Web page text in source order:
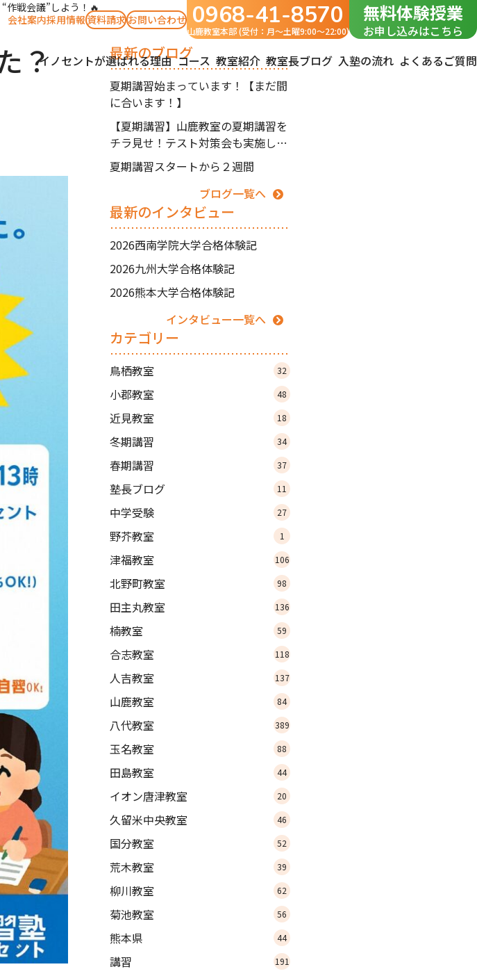
会社案内採用情報資料請求お問い合わせ 0968-41-8570
山鹿教室本部 (受付：月〜土曜9:00～22:00)
無料体験授業
お申し込みはこちら
イノセントが選ばれる理由 コース 教室紹介 教室長ブログ 入塾の流れ よくあるご質問
作戦会議”しよう！🔥
？
最新のブログ
夏期講習始まっています！【まだ間
に合います！】
【夏期講習】山鹿教室の夏期講習を
チラ見せ！テスト対策会も実施しま
す✨
夏期講習スタートから２週間
ブログ一覧へ
最新のインタビュー
2026西南学院大学合格体験記
2026九州大学合格体験記
2026熊本大学合格体験記
インタビュー一覧へ
カテゴリー
鳥栖教室 32
小郡教室 48
近見教室 18
冬期講習 34
春期講習 37
塾長ブログ 11
中学受験 27
野芥教室 1
津福教室 106
北野町教室 98
田主丸教室 136
楠教室 59
合志教室 118
人吉教室 137
山鹿教室 84
八代教室 389
玉名教室 88
田島教室 44
イオン唐津教室 20
久留米中央教室 46
国分教室 52
荒木教室 39
柳川教室 62
菊池教室 56
熊本県 44
講習 191